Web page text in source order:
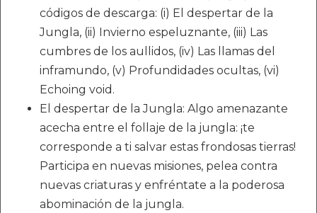
códigos de descarga: (i) El despertar de la
Jungla, (ii) Invierno espeluznante, (iii) Las
cumbres de los aullidos, (iv) Las llamas del
inframundo, (v) Profundidades ocultas, (vi)
Echoing void.
El despertar de la Jungla: Algo amenazante
acecha entre el follaje de la jungla: ¡te
corresponde a ti salvar estas frondosas tierras!
Participa en nuevas misiones, pelea contra
nuevas criaturas y enfréntate a la poderosa
abominación de la jungla.